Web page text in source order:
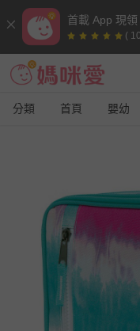
首載 App 現
(
分類 首頁 嬰幼